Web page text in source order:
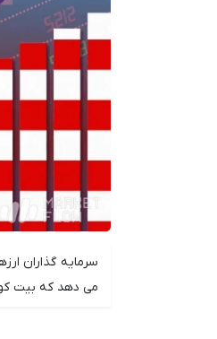
سرمایه گذاران
می دهد که بیت کوین ممکن است حداقل